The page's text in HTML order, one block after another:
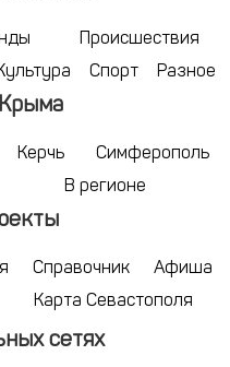
Происшествия
Спорт Разное
Керчь
Симферополь
В регионе
Справочник
Афиша
Карта Севастополя
сетях